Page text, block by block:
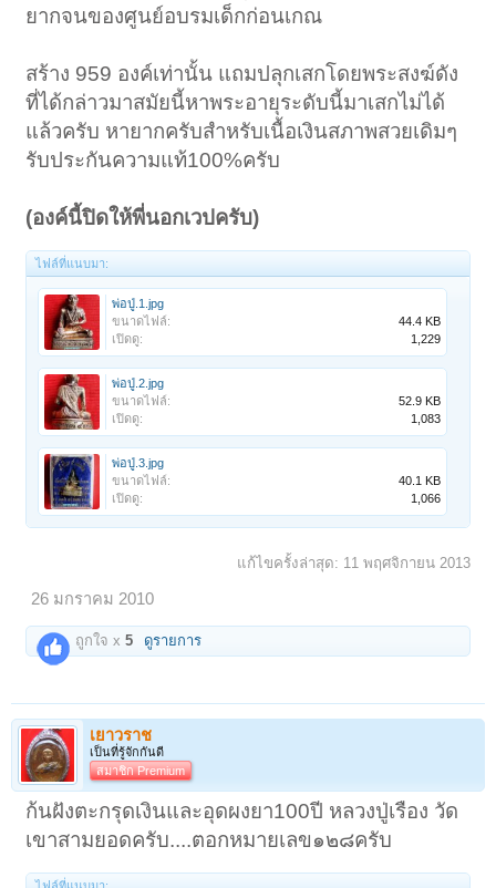
ยากจนของศูนย์อบรมเด็กก่อนเกณ
สร้าง 959 องค์เท่านั้น แถมปลุกเสกโดยพระสงฆ์ดัง
ที่ได้กล่าวมาสมัยนี้หาพระอายุระดับนี้มาเสกไม่ได้
แล้วครับ หายากครับสำหรับเนื้อเงินสภาพสวยเดิมๆ
รับประกันความแท้100%ครับ
(องค์นี้ปิดให้พี่นอกเวปครับ)
ไฟล์ที่แนบมา:
พ่อปู่.1.jpg
ขนาดไฟล์:
44.4 KB
เปิดดู:
1,229
พ่อปู่.2.jpg
ขนาดไฟล์:
52.9 KB
เปิดดู:
1,083
พ่อปู่.3.jpg
ขนาดไฟล์:
40.1 KB
เปิดดู:
1,066
แก้ไขครั้งล่าสุด: 11 พฤศจิกายน 2013
26 มกราคม 2010
ถูกใจ x5 ดูรายการ
เยาวราช
เป็นที่รู้จักกันดี
สมาชิก Premium
ก้นฝังตะกรุดเงินและอุดผงยา100ปี หลวงปู่เรือง วัด
เขาสามยอดครับ....ตอกหมายเลข๑๒๘ครับ